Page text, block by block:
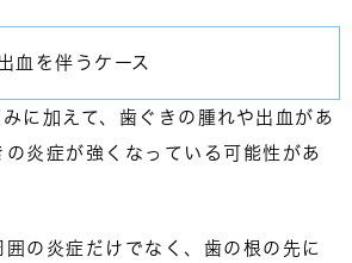
血を伴うケース
に加えて、歯ぐきの腫れや出血があ
の炎症が強くなっている可能性 があ
の炎症だけでなく、歯の根の先に